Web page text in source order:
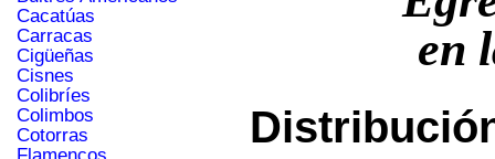
Cacatúas
Carracas
Cigüeñas
Cisnes
Colibríes
Colimbos
Cotorras
en